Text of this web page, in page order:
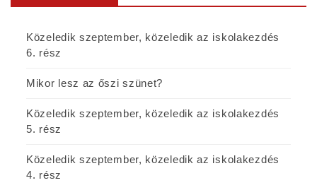
Közeledik szeptember, közeledik az iskolakezdés
6. rész
Mikor lesz az őszi szünet?
Közeledik szeptember, közeledik az iskolakezdés
5. rész
Közeledik szeptember, közeledik az iskolakezdés
4. rész